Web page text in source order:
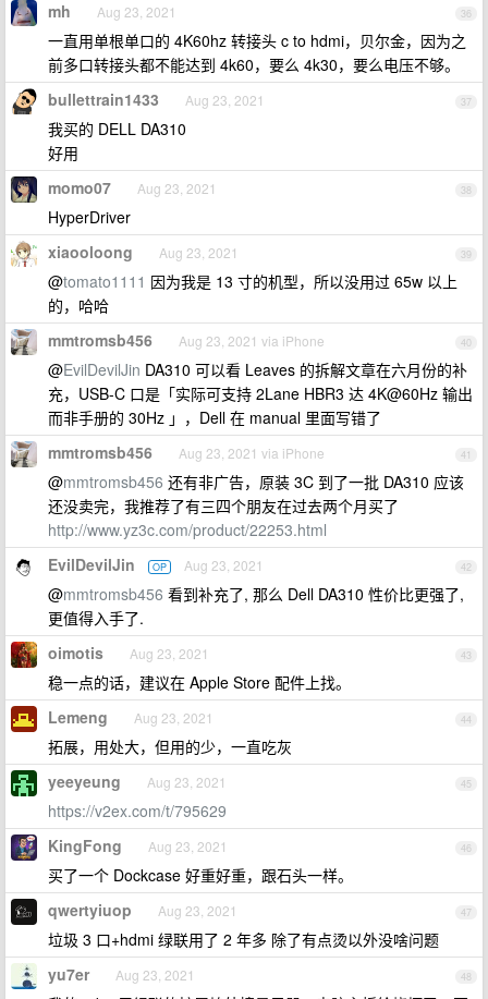
36
mh Aug 23, 2021
一直用单根单口的 4K60hz 转接头 c to hdmi，贝尔金，因为之
前多口转接头都不能达到 4k60，要么 4k30，要么电压不够。
37
bullettrain1433 Aug 23, 2021
我买的 DELL DA310
好用
38
momo07 Aug 23, 2021
HyperDriver
39
xiaooloong Aug 23, 2021
@tomato1111 因为我是 13 寸的机型，所以没用过 65w 以上
的，哈哈
40
mmtromsb456 Aug 23, 2021 via iPhone
@EvilDevilJin DA310 可以看 Leaves 的拆解文章在六月份的补
充，USB-C 口是「实际可支持 2Lane HBR3 达 4K@60Hz 输出
而非手册的 30Hz 」，Dell 在 manual 里面写错了
41
mmtromsb456 Aug 23, 2021 via iPhone
@mmtromsb456 还有非广告，原装 3C 到了一批 DA310 应该
还没卖完，我推荐了有三四个朋友在过去两个月买了
http://www.yz3c.com/product/22253.html
42
EvilDevilJin OP Aug 23, 2021
@mmtromsb456 看到补充了, 那么 Dell DA310 性价比更强了,
更值得入手了.
43
oimotis Aug 23, 2021
稳一点的话，建议在 Apple Store 配件上找。
44
Lemeng Aug 23, 2021
拓展，用处大，但用的少，一直吃灰
45
yeeyeung Aug 23, 2021
https://v2ex.com/t/795629
46
KingFong Aug 23, 2021
买了一个 Dockcase 好重好重，跟石头一样。
47
qwertyiuop Aug 23, 2021
垃圾 3 口+hdmi 绿联用了 2 年多 除了有点烫以外没啥问题
48
yu7er Aug 23, 2021